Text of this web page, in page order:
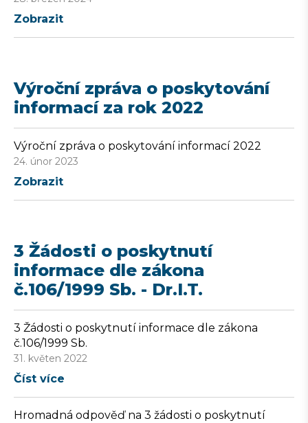
Zobrazit
Výroční zpráva o poskytování
informací za rok 2022
Výroční zpráva o poskytování informací 2022
24. únor 2023
Zobrazit
3 Žádosti o poskytnutí
informace dle zákona
č.106/1999 Sb. - Dr.I.T.
3 Žádosti o poskytnutí informace dle zákona
č.106/1999 Sb.
31. květen 2022
Číst více
Hromadná odpověď na 3 žádosti o poskytnutí